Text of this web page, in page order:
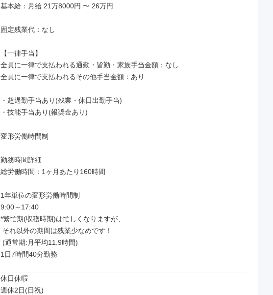
基本給：月給 21万8000円 〜 26万円
固定残業代：なし
【一律手当】
全員に一律で支払われる通勤・皆勤・家族手当金額：なし
全員に一律で支払われるその他手当金額：あり
・超過勤手当あり(残業・休日出勤手当)
・技能手当あり(報奨金あり)
変形労働時間制
勤務時間詳細
総労働時間：1ヶ月あたり160時間
1年単位の変形労働時間制
9:00～17:40
*繁忙期(収穫時期)は忙しくなりますが、
1日7時間40分勤務
休日休暇
週休2日(日祝)